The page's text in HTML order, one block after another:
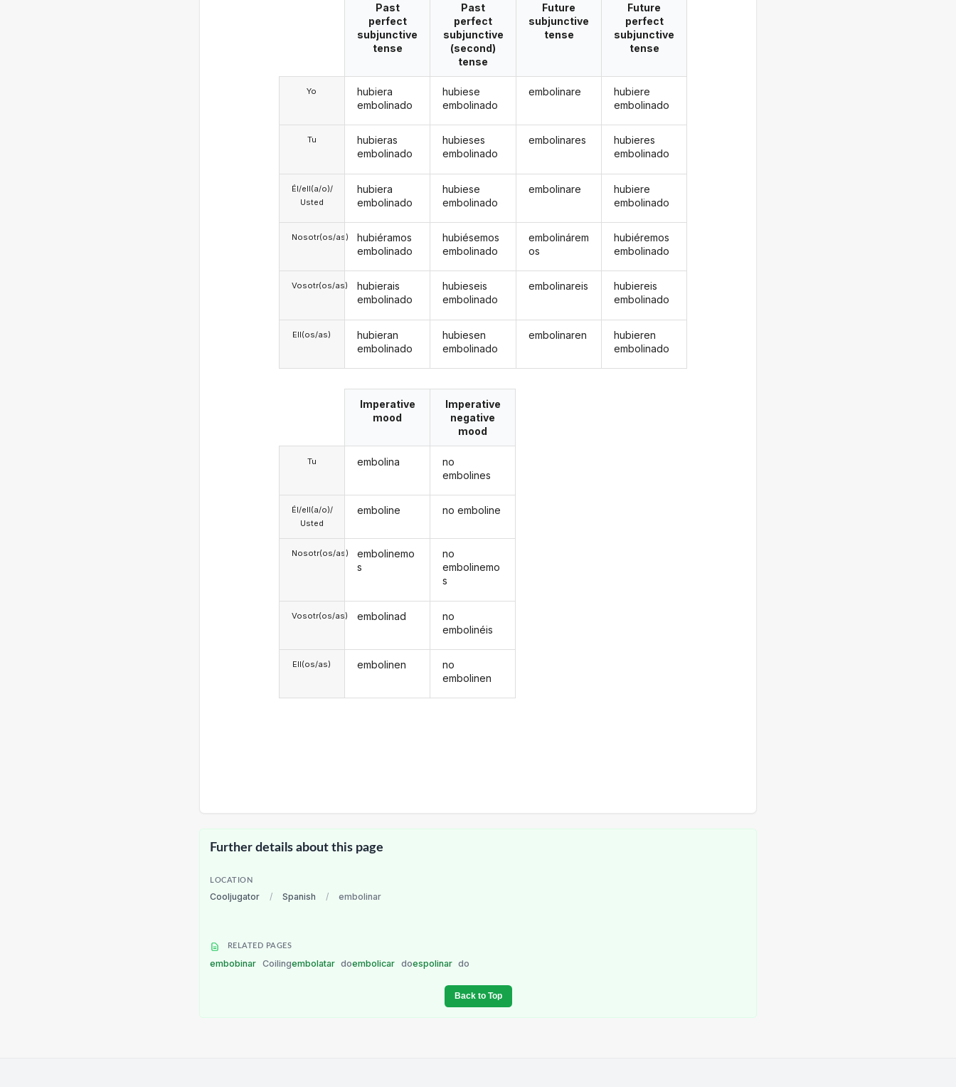
Yo
Tu
Él/ell(a/o)/
Usted
Nosotr(os/as)
Vosotr(os/as)
Ell(os/as)
Past
perfect
subjunctive
tense
hubiera
embolinado
hubieras
embolinado
hubiera
embolinado
hubiéramos
embolinado
hubierais
embolinado
hubieran
embolinado
Past
perfect
subjunctive
(second)
tense
hubiese
embolinado
hubieses
embolinado
hubiese
embolinado
hubiésemos
embolinado
hubieseis
embolinado
hubiesen
embolinado
Future
subjunctive
tense
embolinare
embolinares
embolinare
embolinárem
os
embolinareis
embolinaren
Future
perfect
subjunctive
tense
hubiere
embolinado
hubieres
embolinado
hubiere
embolinado
hubiéremos
embolinado
hubiereis
embolinado
hubieren
embolinado
Tu
Él/ell(a/o)/
Usted
Nosotr(os/as)
Vosotr(os/as)
Ell(os/as)
Imperative
mood
embolina
emboline
embolinemo
s
embolinad
embolinen
Imperative
negative
mood
no
embolines
no emboline
no
embolinemo
s
no
embolinéis
no
embolinen
Further details about this page
LOCATION
Cooljugator / Spanish / embolinar
RELATED PAGES
embobinar Coilingembolatar doembolicar doespolinar do
Back to Top